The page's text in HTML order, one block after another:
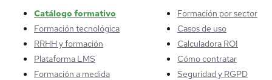
Catálogo formativo
Formación tecnológica
RRHH y formación
Plataforma LMS
Formación a medida
Formación por sector
Casos de uso
Calculadora ROI
Cómo contratar
Seguridad y RGPD